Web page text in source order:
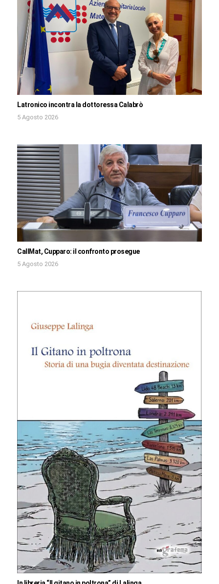
Latronico incontra la dottoressa Calabrò
5 Agosto 2026
CallMat, Cupparo: il confronto prosegue
5 Agosto 2026